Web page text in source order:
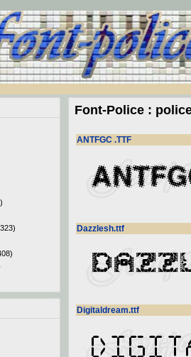
Font-Police :
ANTFGC .TTF
Dazzlesh.ttf
Digitaldream.ttf